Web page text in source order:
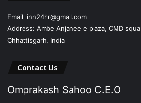
Email: inn24hr@gmail.com
Address: Ambe Anjanee e plaza, CMD
Chhattisgarh, India
Contact Us
Omprakash Sahoo C.E.O